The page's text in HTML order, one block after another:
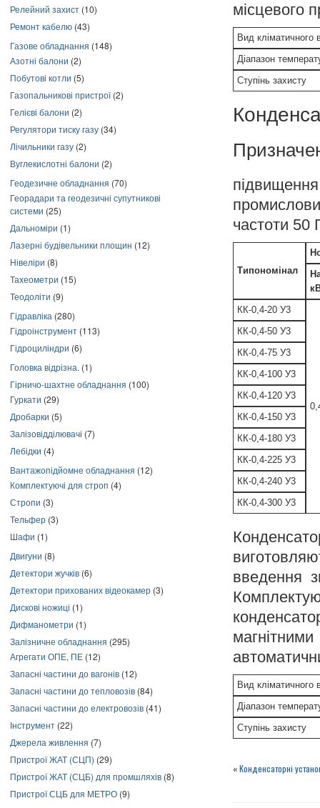
Релейний захист (10)
Ремонт кабелю (43)
Газове обладнання (148)
Азотні балони (2)
Побутові котли (5)
Газопальникові пристрої(2)
Гелієві балони (2)
Регулятори тиску газу (34)
Лічильники газу (2)
Вуглекислотні балони (2)
Геодезичне обладнання (70)
Георадари та геодезичні супутникові
системи (25)
Дальноміри (1)
Лазерні будівельники площин (12)
Нівеліри (8)
Тахеометри (15)
Теодоліти (9)
Гідравліка (280)
Гідроінструмент (113)
Гідроциліндри (6)
Головка відрізна. (1)
Гірничо-шахтне обладнання (100)
Гуркати (29)
Дробарки (5)
Залізовідділювачі (7)
Лебідки (4)
Вантажопідйомне обладнання (12)
Комплектуючі для строп (4)
Стропи (3)
Тельфер (3)
Шафи (1)
Двигуни (8)
Детектори жучків (6)
Детектори прихованих відеокамер (3)
Дискові ножиці (1)
Дифманометри (1)
Залізничне обладнання (295)
Агрегати ОПЕ, ПЕ (12)
Запасні частини до вагонів (12)
Запасні частини до тепловозів (84)
Запасні частини до електровозів (41)
Інструмент (22)
Джерела живлення (7)
Пристрої ЖАТ (СЦП) (29)
Пристрої ЖАТ (СЦБ) для промшляхів (8)
Пристрої СЦБ для МЕТРО (9)
місцевого
Вид кліматичного
Діапазон
Ступінь захисту
частоти 50
Типономінал
КК-0,4-20 У3
КК-0,4-50 У3
КК-0,4-75 У3
КК-0,4-100 У3
КК-0,4-120 У3
КК-0,4-150 У3
КК-0,4-180 У3
КК-0,4-225 У3
КК-0,4-240 У3
КК-0,4-300 У3
введення
Вид кліматичного
Діапазон
Ступінь захисту
«Конденсаторні